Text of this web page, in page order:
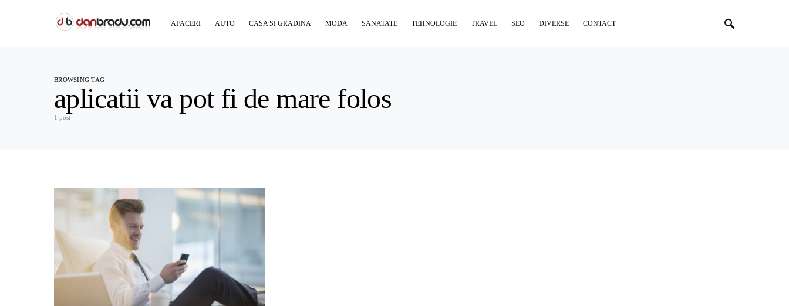
AFACERI AUTO CASA SI GRADINA MODA SANATATE TEHNOLOGIE TRAVEL SEO DIVERSE CONTACT
BROWSING TAG
aplicatii va pot fi de mare folos
1 post